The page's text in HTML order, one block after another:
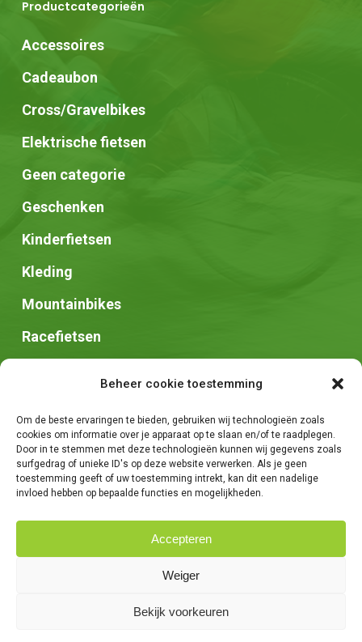
Beheer cookie toestemming
Om de beste ervaringen te bieden, gebruiken wij technologieën zoals
cookies om informatie over je apparaat op te slaan en/of te raadplegen.
Door in te stemmen met deze technologieën kunnen wij gegevens zoals
surfgedrag of unieke ID's op deze website verwerken. Als je geen
toestemming geeft of uw toestemming intrekt, kan dit een nadelige
invloed hebben op bepaalde functies en mogelijkheden.
Accepteren
Weiger
Bekijk voorkeuren
Productcategorieën
Accessoires
Cadeaubon
Cross/Gravelbikes
Elektrische fietsen
Geen categorie
Geschenken
Kinderfietsen
Kleding
Mountainbikes
Racefietsen
Zadels
We Are Knights